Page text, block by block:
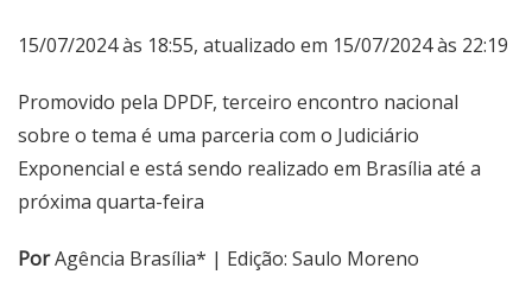
15/07/2024 às 18:55, atualizado em 15/07/2024 às 22:19
Promovido pela DPDF, terceiro encontro nacional
sobre o tema é uma parceria com o Judiciário
Exponencial e está sendo realizado em Brasília até a
próxima quarta-feira
PorAgência Brasília* | Edição: Saulo Moreno